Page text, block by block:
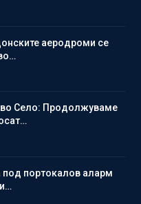
аеродроми се
Село: Продолжуваме
под портокалов аларм